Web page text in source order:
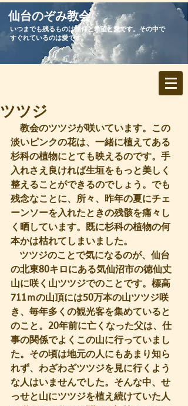
​仙台のぞみ教会
いつまでも残るものは信仰と希望と愛です。その中で
すぐれているのは愛です。
ツツジ
教会のツツジが咲いています。この
淡いピンクの花は、一緒に植えてある
杉科の植物にとても映えるのです。手
入れさえ良ければ生垣をもっと美しく
整えることができるのでしょう。でも
残念なことに、所々、昨年の夏にチェ
ーンソーを入れたときの残骸を痛々し
く晒しています。既に杉科の植物の何
本かは枯れてしまいました。
の北東80キロにある気仙沼市の徳仙丈
山に咲く山ツツジでのことです。標高
711ｍの山頂には50万本の山ツツジ咲
き、毎年多くの観光客を集めていると
のこと。20年前に亡くなった父は、仕
事の関係でよくこの山に行っていまし
た。その頃は地元の人にもあまり知ら
れず、わざわざツツジを見に行くよう
な人はいませんでした。そんな中、せ
っせと山にツツジを植え続けていた人